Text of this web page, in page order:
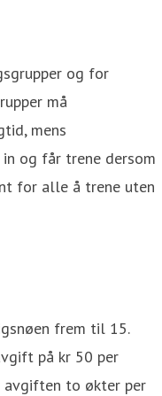
og for
må
mens
og får trene dersom
for alle å trene uten
frem til 15.
på kr 50 per
avgiften to økter per